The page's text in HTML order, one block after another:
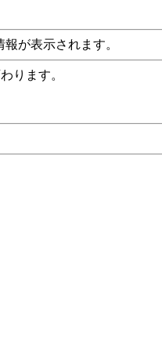
が表示されます。
ります。